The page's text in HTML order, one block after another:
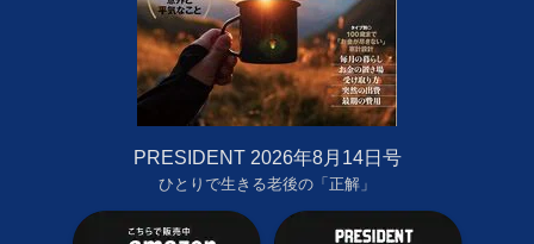
PRESIDENT 2026年8月14日号
ひとりで生きる老後の「正解」